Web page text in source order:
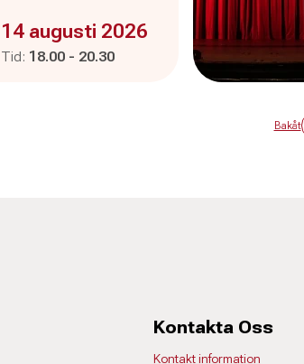
Evenemanget är :
14 augusti 2026
Tid: Pågår mellan
18.00 - och
20.30
Bakåt
Kontakta Oss
Kontakt information